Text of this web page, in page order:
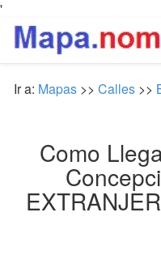
'
Ir a: Mapas >> Calles >>
Como